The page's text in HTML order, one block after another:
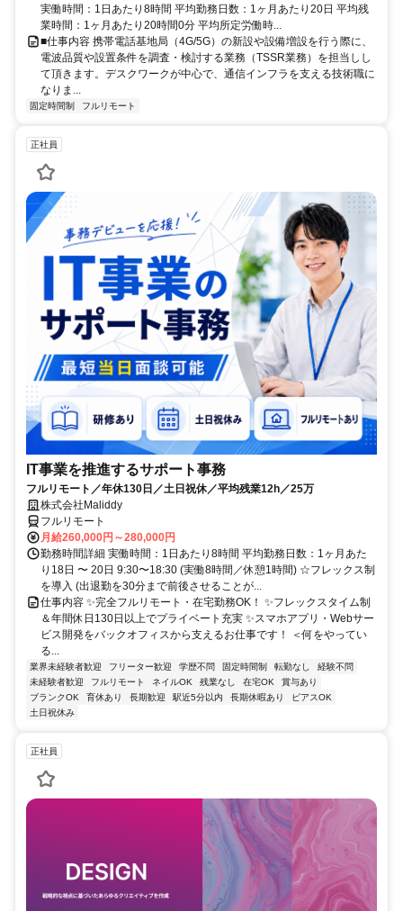
実働時間：1日あたり8時間 平均勤務日数：1ヶ月あたり20日 平均残
業時間：1ヶ月あたり20時間0分 平均所定労働時...
■仕事内容 携帯電話基地局（4G/5G）の新設や設備増設を行う際に、
電波品質や設置条件を調査・検討する業務（TSSR業務）を担当しし
て頂きます。デスクワークが中心で、通信インフラを支える技術職に
なりま...
固定時間制 フルリモート
正社員
IT事業を推進するサポート事務
フルリモート／年休130日／土日祝休／平均残業12h／25万
株式会社Maliddy
フルリモート
月給260,000円～280,000円
勤務時間詳細 実働時間：1日あたり8時間 平均勤務日数：1ヶ月あた
り18日 〜 20日 9:30〜18:30 (実働8時間／休憩1時間) ☆フレックス制
を導入 (出退勤を30分まで前後させることが...
仕事内容 ✨完全フルリモート・在宅勤務OK！ ✨フレックスタイム制
＆年間休日130日以上でプライベート充実 ✨スマホアプリ・Webサー
ビス開発をバックオフィスから支えるお仕事です！ ＜何をやってい
る...
業界未経験者歓迎 フリーター歓迎 学歴不問 固定時間制 転勤なし
経験不問
未経験者歓迎
フルリモート ネイルOK 残業なし 在宅OK
賞与あり
ブランクOK
育休あり 長期歓迎 駅近5分以内 長期休暇あり
ピアスOK
土日祝休み
正社員